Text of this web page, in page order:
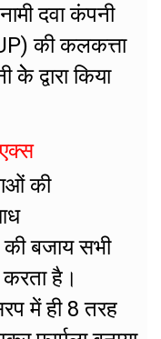
दवा कंपनी
की कलकत्ता
द्वारा किया
की
बजाय सभी
है।
में ही 8 तरह